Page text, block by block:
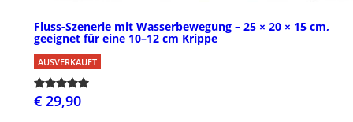
Fluss-Szenerie mit Wasserbewegung – 25 × 20 × 15 cm,
geeignet für eine 10–12 cm Krippe
AUSVERKAUFT
€ 29,90